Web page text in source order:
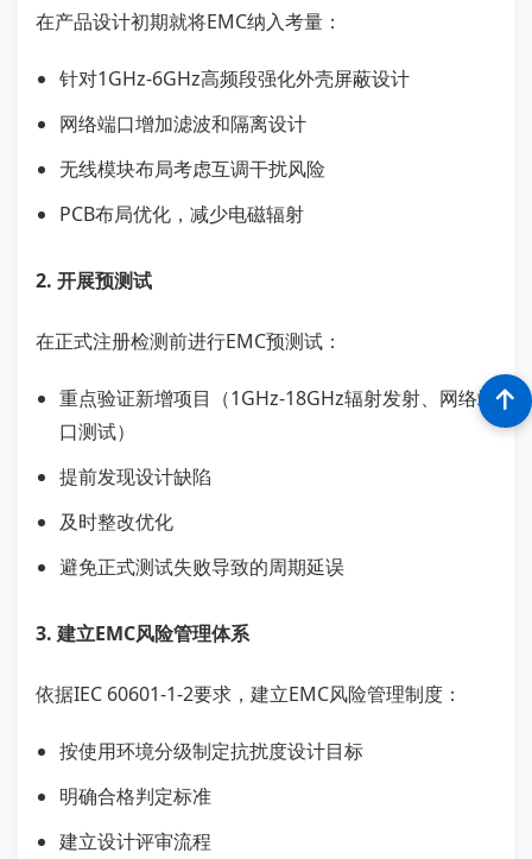
在产品设计初期就将EMC纳入考量：
针对1GHz-6GHz高频段强化外壳屏蔽设计
网络端口增加滤波和隔离设计
无线模块布局考虑互调干扰风险
PCB布局优化，减少电磁辐射
2. 开展预测试
在正式注册检测前进行EMC预测试：
重点验证新增项目（1GHz-18GHz辐射发射、网络端
口测试）
提前发现设计缺陷
及时整改优化
避免正式测试失败导致的周期延误
3. 建立EMC风险管理体系
依据IEC 60601-1-2要求，建立EMC风险管理制度：
按使用环境分级制定抗扰度设计目标
明确合格判定标准
建立设计评审流程